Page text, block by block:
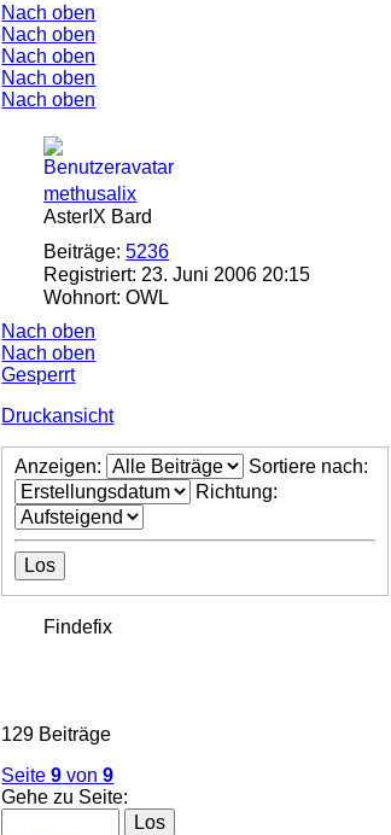
Nach oben
methusalix
AsterIX Bard
Beiträge: 5236
Registriert: 23. Juni 2006 20:15
Wohnort: OWL
Nach oben
Findefix
Nach oben
Nach oben
Nach oben
Nach oben
Nach oben
Gesperrt
Druckansicht
Anzeigen:
Sortiere nach:
Richtung:
129 Beiträge
Seite9 von9
Gehe zu Seite: